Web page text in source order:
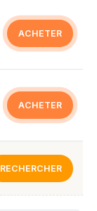
ACHETER
ACHETER
RECHERCHER